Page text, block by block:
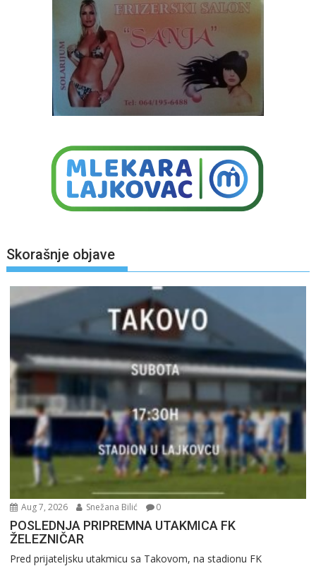
Skorašnje objave
Aug 7, 2026 Snežana Bilić 0
POSLEDNJA PRIPREMNA UTAKMICA FK
ŽELEZNIČAR
Pred prijateljsku utakmicu sa Takovom, na stadionu FK